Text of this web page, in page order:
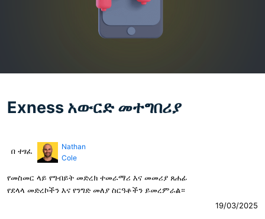
Exness አውርድ መተግበሪያ
በ ተፃፈ
Nathan
Cole
የመስመር ላይ የግብይት መድረክ ተመራማሪ እና መመሪያ ጸሐፊ
የደላላ መድረኮችን እና የንግድ መለያ ስርዓቶችን ይመረምራል።
19/03/2025